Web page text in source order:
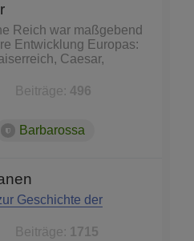
Reich war maßgebend
Entwicklung Europas:
Caesar,
Beiträge: 496
Barbarossa
Geschichte der
Beiträge: 1715